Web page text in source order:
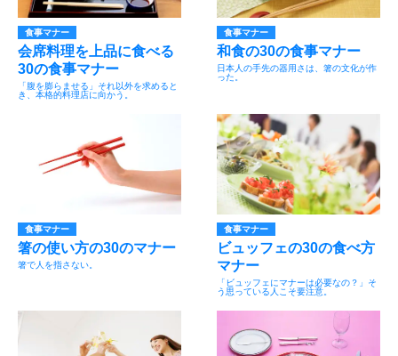
食事マナー
会席料理を上品に食べる
30の食事マナー
「腹を膨らませる」それ以外を求めると
き、本格的料理店に向かう。
食事マナー
和食の30の食事マナー
日本人の手先の器用さは、箸の文化が作
った。
食事マナー
箸の使い方の30のマナー
箸で人を指さない。
食事マナー
ビュッフェの30の食べ方
マナー
「ビュッフェにマナーは必要なの？」そ
う思っている人こそ要注意。